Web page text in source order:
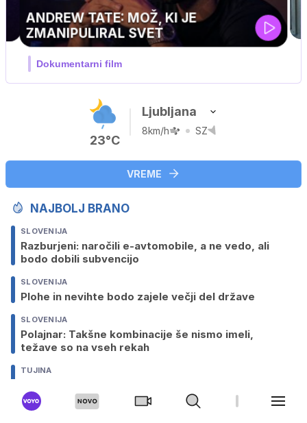
23°C
Ljubljana
8km/h SZ
VREME
NAJBOLJ BRANO
SLOVENIJA
Razburjeni: naročili e-avtomobile, a ne vedo, ali
bodo dobili subvencijo
SLOVENIJA
Plohe in nevihte bodo zajele večji del države
SLOVENIJA
Polajnar: Takšne kombinacije še nismo imeli,
težave so na vseh rekah
TUJINA
v Nemčijo